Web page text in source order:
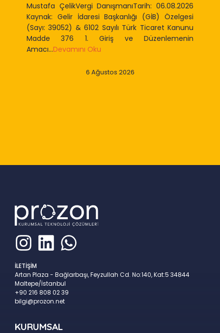
Mustafa ÇelikVergi DanışmanıTarih: 06.08.2026
Kaynak: Gelir İdaresi Başkanlığı (GİB) Özelgesi
(Sayı: 39052) & 6102 Sayılı Türk Ticaret Kanunu
Madde 376 1. Giriş ve Düzenlemenin
Amacı...Devamını Oku
6 Ağustos 2026
İLETİŞİM
Artan Plaza - Bağlarbaşı, Feyzullah Cd. No:140, Kat:5 34844
Maltepe/İstanbul
+90 216 808 02 39
bilgi@prozon.net
KURUMSAL